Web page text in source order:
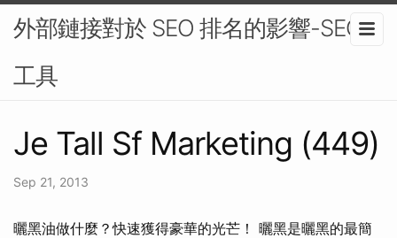
外部鏈接對於 SEO 排名的影響-SEO
工具
Je Tall Sf Marketing (449)
Sep 21, 2013
曬黑油做什麼？快速獲得豪華的光芒！ 曬黑是曬黑的最簡